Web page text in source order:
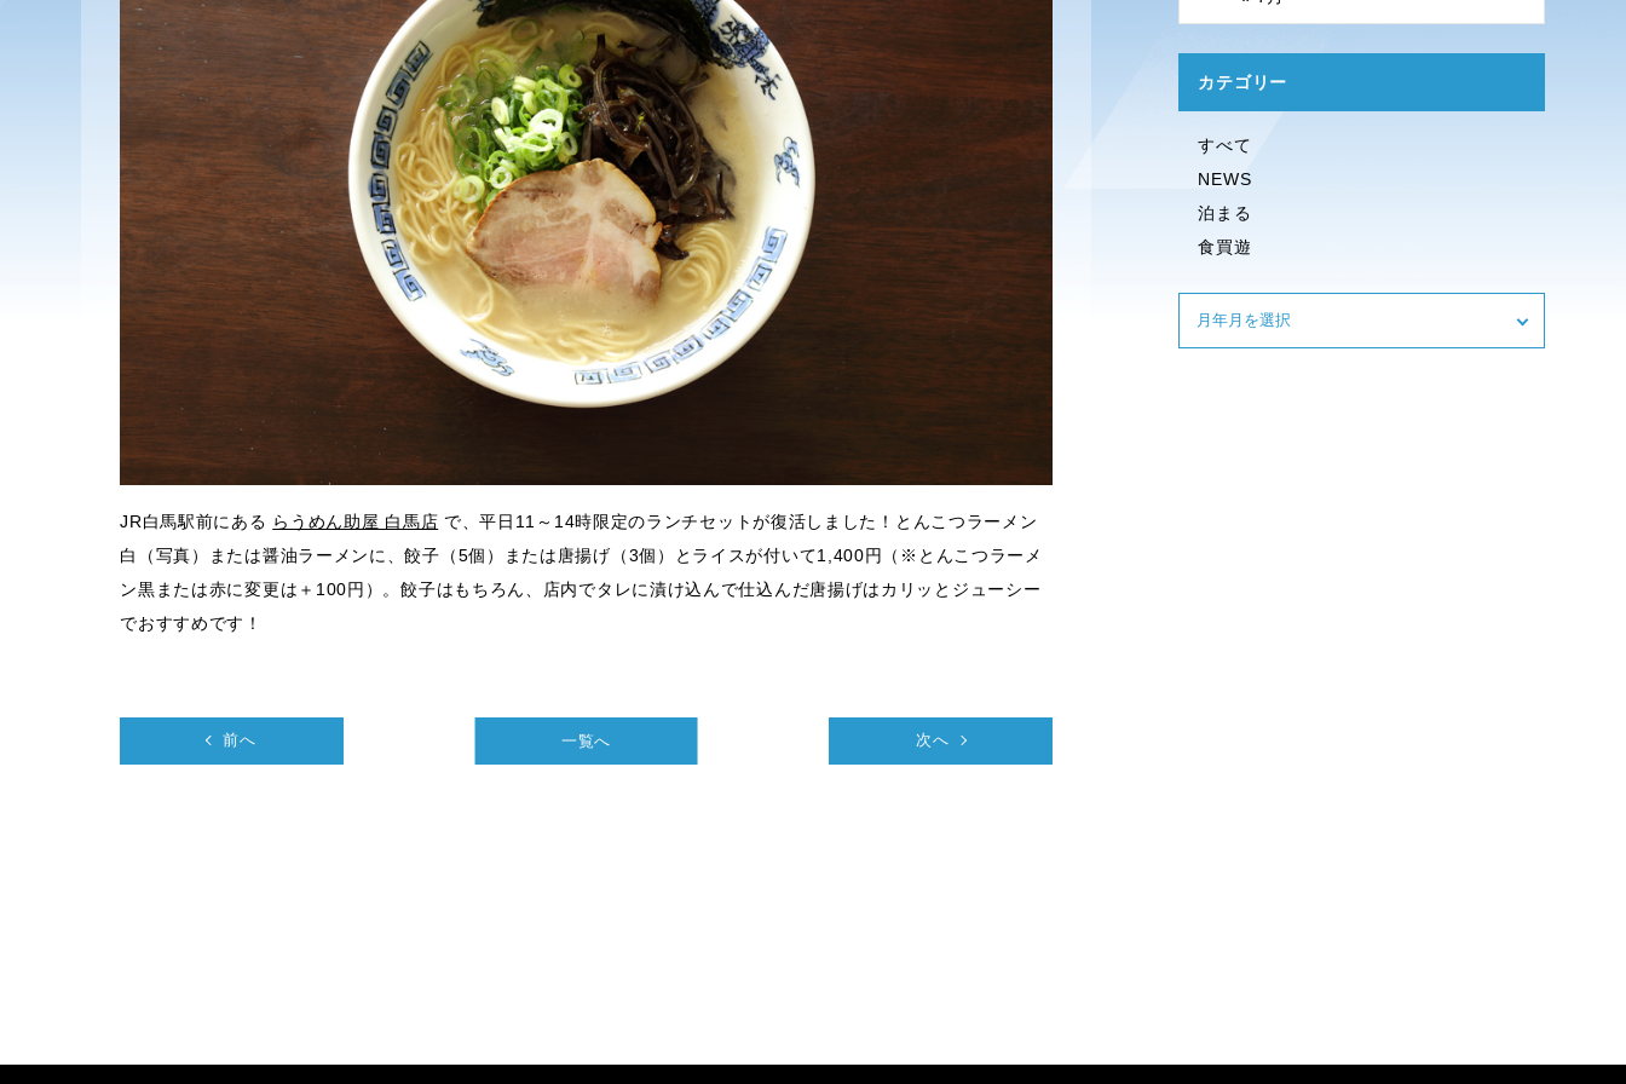
JR白馬駅前にある らうめん助屋 白馬店 で、平日11～14時限定のランチセットが復活しました！とんこつラーメン
白（写真）または醤油ラーメンに、餃子（5個）または唐揚げ（3個）とライスが付いて1,400円（※とんこつラーメ
ン黒または赤に変更は＋100円）。餃子はもちろん、店内でタレに漬け込んで仕込んだ唐揚げはカリッとジューシー
でおすすめです！
前へ 一覧へ 次へ
カテゴリー
すべて
NEWS
泊まる
食買遊